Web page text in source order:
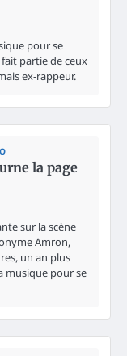
pour se
fait partie de ceux
ex-rappeur.
la page
sur la scène
Amron,
un an plus
musique pour se